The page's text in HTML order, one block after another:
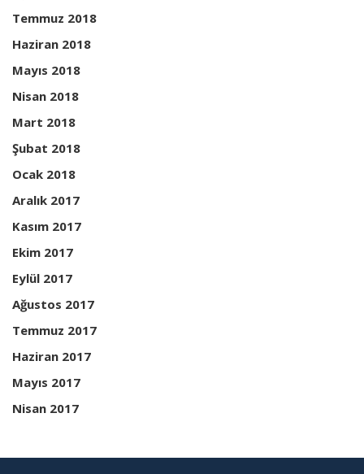
Temmuz 2018
Haziran 2018
Mayıs 2018
Nisan 2018
Mart 2018
Şubat 2018
Ocak 2018
Aralık 2017
Kasım 2017
Ekim 2017
Eylül 2017
Ağustos 2017
Temmuz 2017
Haziran 2017
Mayıs 2017
Nisan 2017